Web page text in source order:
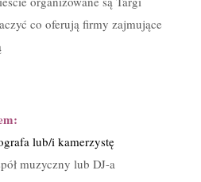
co oferują firmy zajmujące
lub/i kamerzystę
muzyczny lub DJ-a